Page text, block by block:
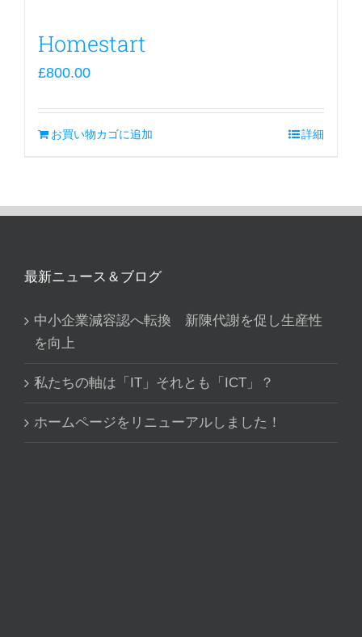
Homestart
£800.00
お買い物カゴに追加 詳細
最新ニュース＆ブログ
中小企業減容認へ転換 新陳代謝を促し生産性
を向上
私たちの軸は「IT」それとも「ICT」？
ホームページをリニューアルしました！